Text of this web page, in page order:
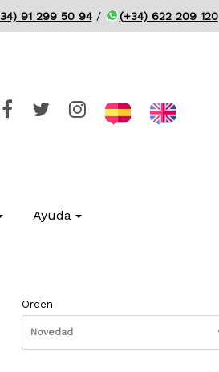
91 299 50 94/ (+34) 622 209 120
Ayuda
Orden
Novedad